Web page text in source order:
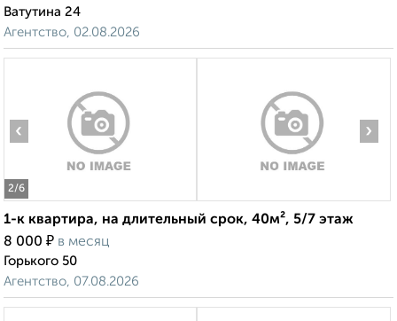
Ватутина 24
Агентство, 02.08.2026
2/6
‹ ›
1-к квартира, на длительный срок, 40м², 5/7 этаж
8 000 ₽ в месяц
Горького 50
Агентство, 07.08.2026